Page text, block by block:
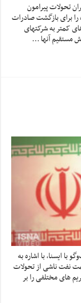
تحولات پیرامون
برای بازگشت صادرات
کمتر به شرکتهای
مستقیم آنها …
ایسنا، با اشاره به
نفت ناشی از تحولات
های مختلفی را بر